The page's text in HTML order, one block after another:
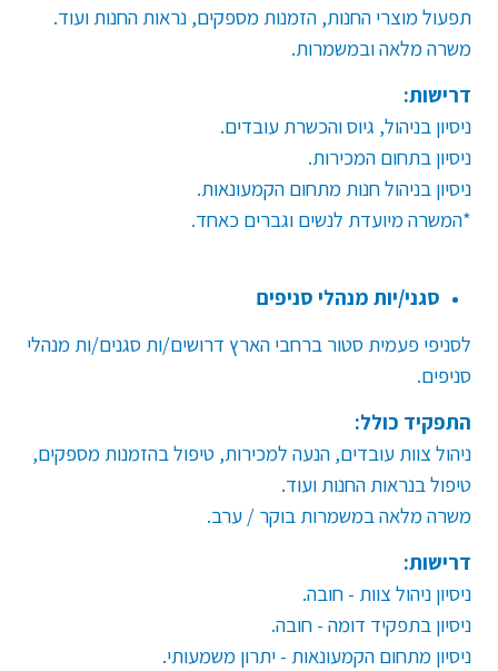
תפעול מוצרי החנות, הזמנות מספקים, נראות החנות ועוד.
משרה מלאה ובמשמרות.
דרישות:
ניסיון בניהול, גיוס והכשרת עובדים.
ניסיון בתחום המכירות.
ניסיון בניהול חנות מתחום הקמעונאות.
*המשרה מיועדת לנשים וגברים כאחד.
סגני/יות מנהלי סניפים
לסניפי פעמית סטור ברחבי הארץ דרושים/ות סגנים/ות מנהלי
סניפים.
התפקיד כולל:
ניהול צוות עובדים, הנעה למכירות, טיפול בהזמנות מספקים,
טיפול בנראות החנות ועוד.
משרה מלאה במשמרות בוקר / ערב.
דרישות:
ניסיון ניהול צוות - חובה.
ניסיון בתפקיד דומה - חובה.
ניסיון מתחום הקמעונאות - יתרון משמעותי.